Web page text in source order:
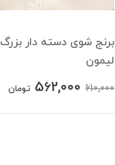
برنج شوی دسته دار بزرگ
لیمون
610,000
562,000 تومان